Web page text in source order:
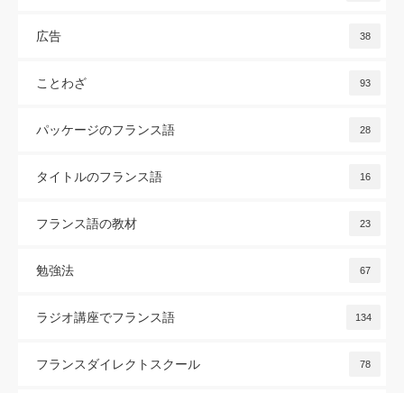
広告 38
ことわざ 93
パッケージのフランス語 28
タイトルのフランス語 16
フランス語の教材 23
勉強法 67
ラジオ講座でフランス語 134
フランスダイレクトスクール 78